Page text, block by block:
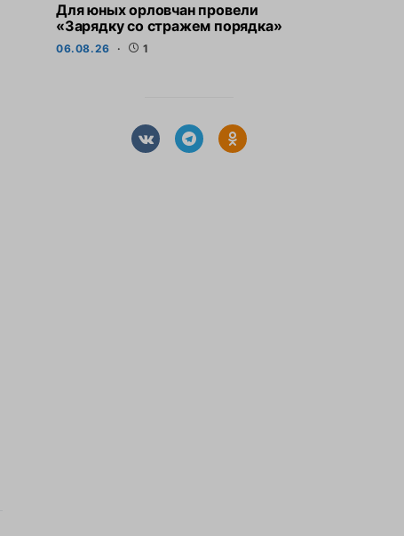
Для юных орловчан провели
«Зарядку со стражем порядка»
06.08.26 1